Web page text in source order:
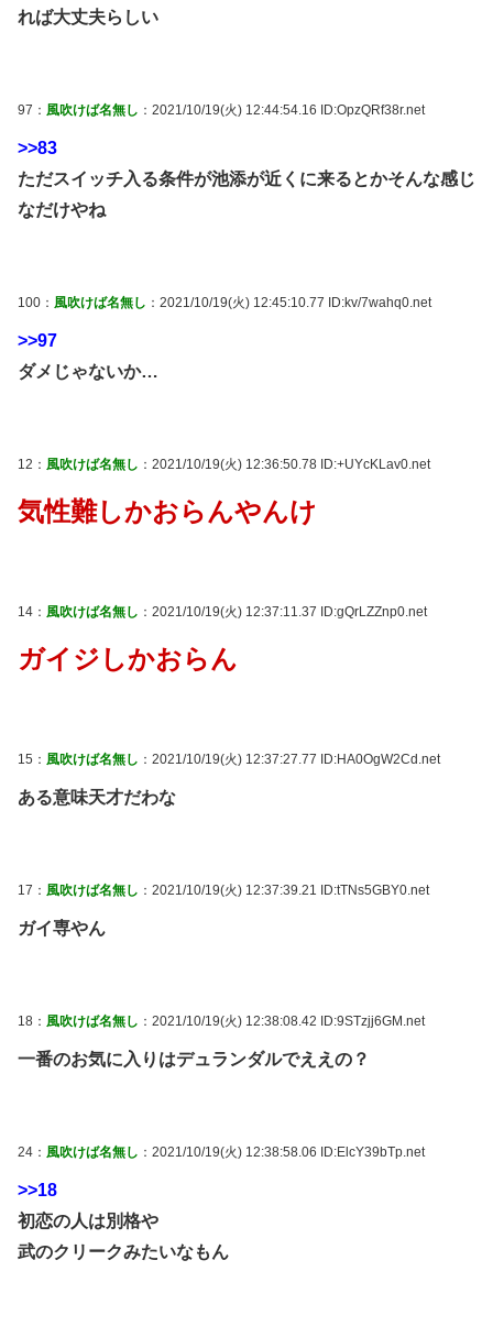
れば大丈夫らしい
97： 風吹けば名無し ：2021/10/19(火) 12:44:54.16 ID:OpzQRf38r.net
>>83
ただスイッチ入る条件が池添が近くに来るとかそんな感じ
なだけやね
100： 風吹けば名無し ：2021/10/19(火) 12:45:10.77 ID:kv/7wahq0.net
>>97
ダメじゃないか…
12： 風吹けば名無し ：2021/10/19(火) 12:36:50.78 ID:+UYcKLav0.net
気性難しかおらんやんけ
14： 風吹けば名無し ：2021/10/19(火) 12:37:11.37 ID:gQrLZZnp0.net
ガイジしかおらん
15： 風吹けば名無し ：2021/10/19(火) 12:37:27.77 ID:HA0OgW2Cd.net
ある意味天才だわな
17： 風吹けば名無し ：2021/10/19(火) 12:37:39.21 ID:tTNs5GBY0.net
ガイ専やん
18： 風吹けば名無し ：2021/10/19(火) 12:38:08.42 ID:9STzjj6GM.net
一番のお気に入りはデュランダルでええの？
24： 風吹けば名無し ：2021/10/19(火) 12:38:58.06 ID:ElcY39bTp.net
>>18
初恋の人は別格や
武のクリークみたいなもん